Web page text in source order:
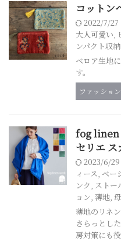
コットン
2022/7/27
大人可愛い,
ンパクト収納
ベロア生地
す。
ファッショ
fog linen
セリエ ス
2023/6/29
ィース, ベー
ンク, ストー
ョン, 薄地,
薄地のリネ
さらっとし
房対策にも